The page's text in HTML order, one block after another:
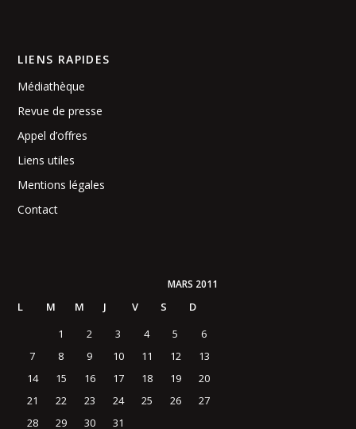
LIENS RAPIDES
Médiathèque
Revue de presse
Appel d’offres
Liens utiles
Mentions légales
Contact
MARS 2011
L M M J V S
D
1
2 3 4 5
6
7
8 9 10 11 12
13
14
15 16 17 18 19
20
21
22 23 24 25 26
27
28
29 30 31